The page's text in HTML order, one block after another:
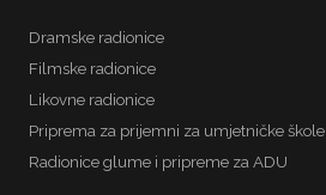
Dramske radionice
Filmske radionice
Likovne radionice
Priprema za prijemni za umjetničke škole
Radionice glume i pripreme za ADU